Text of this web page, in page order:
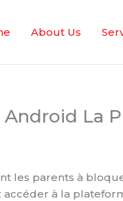
About Us
La
parents à
à la